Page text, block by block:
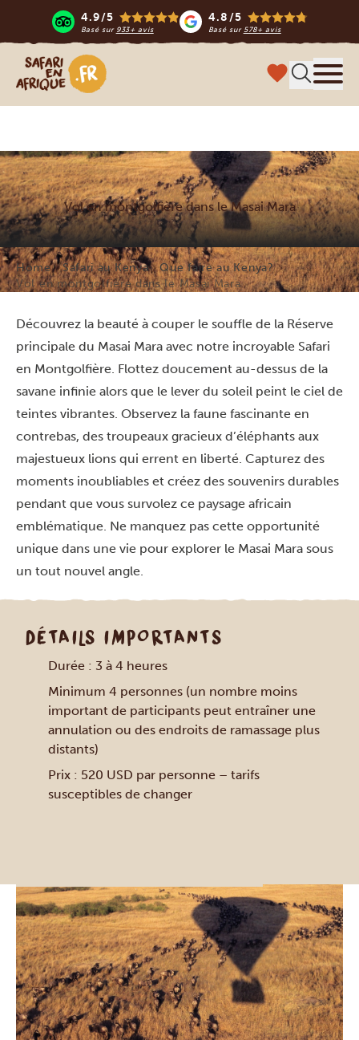
4.9/5
Basé sur 933+ avis
4.8/5
Basé sur 578+ avis
Safari en Afrique
Vol en montgolfière dans le Masai Mara
Home Safari au Kenya
Que faire au Kenya?
Vol en montgolfière dans le Masai Mara
Découvrez la beauté à couper le souffle de la Réserve
principale du Masai Mara avec notre incroyable Safari
en Montgolfière. Flottez doucement au-dessus de la
savane infinie alors que le lever du soleil peint le ciel de
teintes vibrantes. Observez la faune fascinante en
contrebas, des troupeaux gracieux d’éléphants aux
majestueux lions qui errent en liberté. Capturez des
moments inoubliables et créez des souvenirs durables
pendant que vous survolez ce paysage africain
emblématique. Ne manquez pas cette opportunité
unique dans une vie pour explorer le Masai Mara sous
un tout nouvel angle.
DÉTAILS IMPORTANTS
Durée : 3 à 4 heures
Minimum 4 personnes (un nombre moins
important de participants peut entraîner une
annulation ou des endroits de ramassage plus
distants)
Prix : 520 USD par personne – tarifs
susceptibles de changer